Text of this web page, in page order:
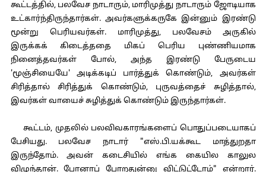
கூட்டத்தில், பலவேச நாடாரும், மாரிமுத்து நாடாரும் ஜோடியாக
உட்கார்ந்திருந்தார்கள். அவர்களுக்கருகே இன்னும் இரண்டு
மூன்று பெரியவர்கள். மாரிமுத்து, பலவேசம் அருகில்
இருக்கக் கிடைத்ததை மிகப் பெரிய புண்ணியமாக
நினைத்தவர்கள் போல், அந்த இரண்டு பேருடைய
'மூஞ்சியையே' அடிக்கடிப் பார்த்துக் கொண்டும், அவர்கள்
சிரித்தால் சிரித்துக் கொண்டும், புருவத்தைச் சுழித்தால்,
இவர்கள் வாயைச் சுழித்துக் கொண்டும் இருந்தார்கள்.
கூட்டம், முதலில் பலவிவகாரங்களைப் பொதுப்படையாகப்
பேசியது. பலவேச நாடார் "எஸ்.பி.யக்கூட மாத்துறதா
இருந்தோம். அவன் கடைசியில் எங்க கையில காலுல
விழுந்தான். போனாப் போறதுன்னு விட்டுட்டோம்" என்றார்.